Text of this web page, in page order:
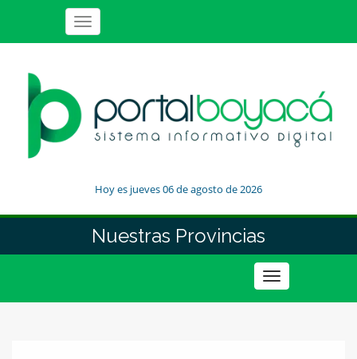
Toggle
navigation
Hoy es jueves 06 de agosto de 2026
Nuestras Provincias
Toggle